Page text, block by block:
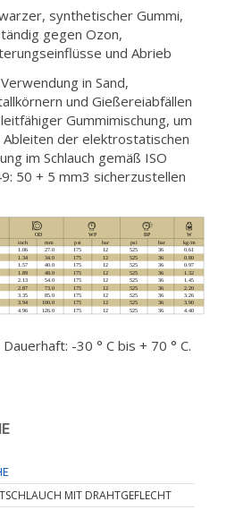
synthetischer Gummi,
gegen Ozon,
und Abrieb
in Sand,
und Gießereiabfällen
Gummimischung, um
Ableiten der elektrostatischen
im Schlauch gemäß ISO
50 + 5 mm3 sicherzustellen
Dauerhaft: -30 ° C bis + 70 ° C.
MIT DRAHTGEFLECHT